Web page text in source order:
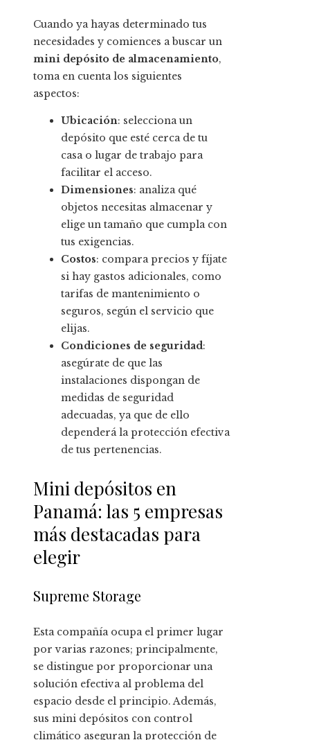
Cuando ya hayas determinado tus
necesidades y comiences a buscar un
mini depósito de almacenamiento,
toma en cuenta los siguientes
aspectos:
Ubicación: selecciona un
depósito que esté cerca de tu
casa o lugar de trabajo para
facilitar el acceso.
Dimensiones: analiza qué
objetos necesitas almacenar y
elige un tamaño que cumpla con
tus exigencias.
Costos: compara precios y fíjate
si hay gastos adicionales, como
tarifas de mantenimiento o
seguros, según el servicio que
elijas.
Condiciones de seguridad:
asegúrate de que las
instalaciones dispongan de
medidas de seguridad
adecuadas, ya que de ello
dependerá la protección efectiva
de tus pertenencias.
Mini depósitos en
Panamá: las 5 empresas
más destacadas para
elegir
Supreme Storage
Esta compañía ocupa el primer lugar
por varias razones; principalmente,
se distingue por proporcionar una
solución efectiva al problema del
espacio desde el principio. Además,
sus mini depósitos con control
climático aseguran la protección de